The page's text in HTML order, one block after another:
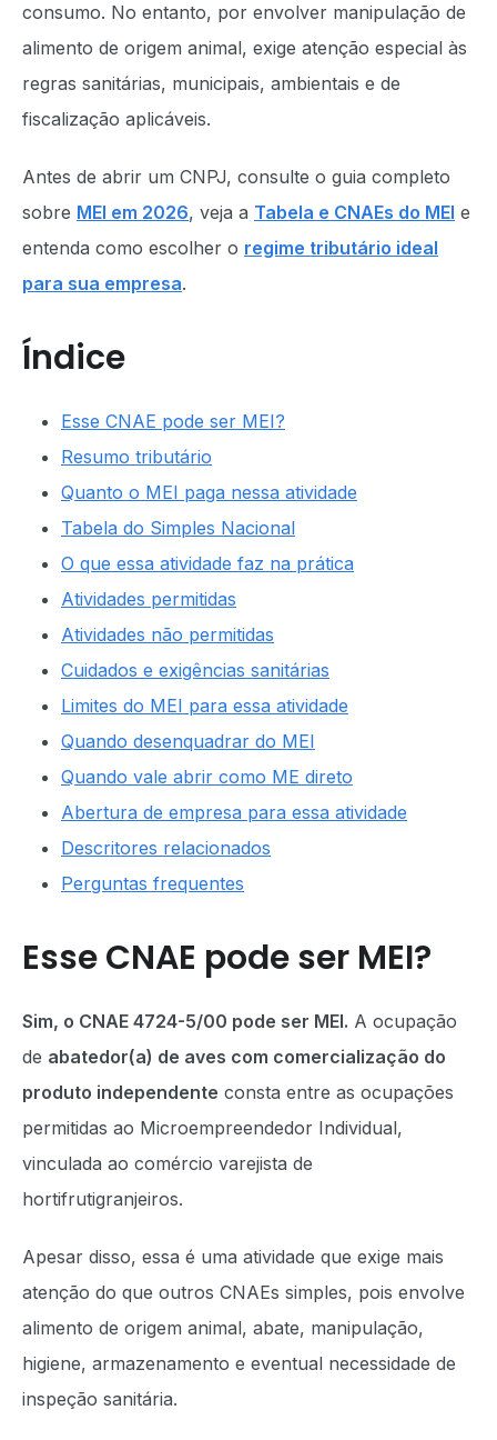
consumo. No entanto, por envolver manipulação de
alimento de origem animal, exige atenção especial às
regras sanitárias, municipais, ambientais e de
fiscalização aplicáveis.
Antes de abrir um CNPJ, consulte o guia completo
sobre MEI em 2026, veja a Tabela e CNAEs do MEI e
entenda como escolher o regime tributário ideal
para sua empresa.
Índice
Esse CNAE pode ser MEI?
Resumo tributário
Quanto o MEI paga nessa atividade
Tabela do Simples Nacional
O que essa atividade faz na prática
Atividades permitidas
Atividades não permitidas
Cuidados e exigências sanitárias
Limites do MEI para essa atividade
Quando desenquadrar do MEI
Quando vale abrir como ME direto
Abertura de empresa para essa atividade
Descritores relacionados
Perguntas frequentes
Esse CNAE pode ser MEI?
Sim, o CNAE 4724-5/00 pode ser MEI. A ocupação
de abatedor(a) de aves com comercialização do
produto independente consta entre as ocupações
permitidas ao Microempreendedor Individual,
vinculada ao comércio varejista de
hortifrutigranjeiros.
Apesar disso, essa é uma atividade que exige mais
atenção do que outros CNAEs simples, pois envolve
alimento de origem animal, abate, manipulação,
higiene, armazenamento e eventual necessidade de
inspeção sanitária.